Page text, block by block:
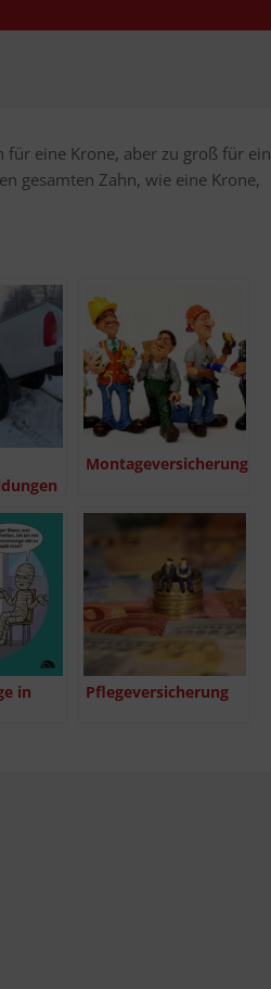
für eine Kro­ne, aber zu groß für ein
gesam­ten Zahn, wie eine Kro­ne,
Mon­ta­ge­ver­si­che­rung
in
Pfle­ge­ver­si­che­rung